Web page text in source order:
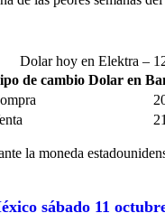
Dolar hoy en Elektra –
de cambio Dolar en
la moneda
sábado 11